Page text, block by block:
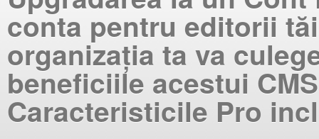
conta pentru editorii
organizația ta va
beneficiile acestui
Caracteristicile Pro